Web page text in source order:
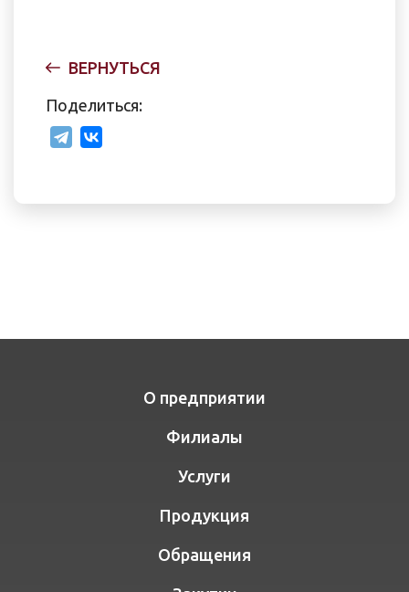
ВЕРНУТЬСЯ
Поделиться:
О предприятии
Филиалы
Услуги
Продукция
Обращения